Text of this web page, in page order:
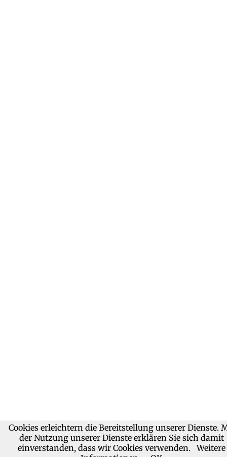
Cookies erleichtern die Bereitstellung unserer Dienste.
der Nutzung unserer Dienste erklären Sie sich damit
einverstanden, dass wir Cookies verwenden.
Weitere